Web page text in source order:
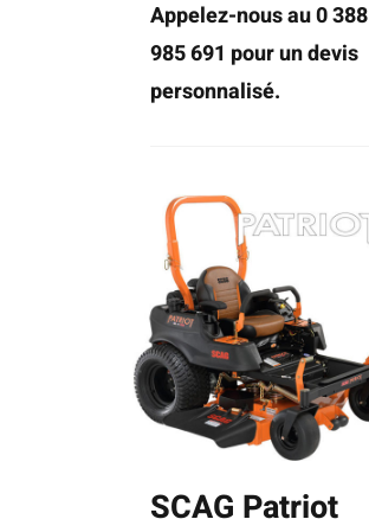
Appelez-nous au 0 388
985 691 pour un devis
personnalisé.
SCAG Patriot